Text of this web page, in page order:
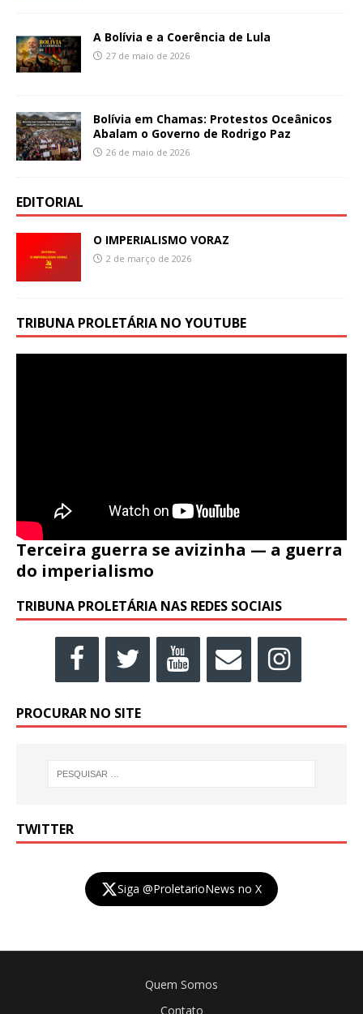
A Bolívia e a Coerência de Lula
27 de maio de 2026
Bolívia em Chamas: Protestos Oceânicos
Abalam o Governo de Rodrigo Paz
26 de maio de 2026
EDITORIAL
O IMPERIALISMO VORAZ
2 de março de 2026
TRIBUNA PROLETÁRIA NO YOUTUBE
Terceira guerra se avizinha — a guerra
do imperialismo
TRIBUNA PROLETÁRIA NAS REDES SOCIAIS
PROCURAR NO SITE
TWITTER
Siga @ProletarioNews no X
Quem Somos
Contato